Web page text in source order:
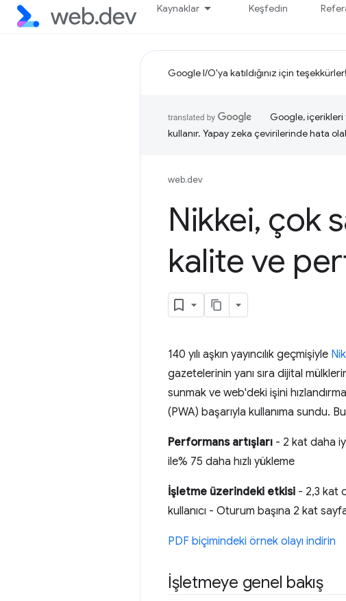
Kaynaklar Keşfedin
Google I/O'ya katıldığınız için teşekkürler!
Google,
kullanır. Yapay zeka çevirilerinde hata
web.dev
Nikkei, çok
kalite ve
140 yılı aşkın yayıncılık geçmişiyle
gazetelerinin yanı sıra dijital
sunmak ve web'deki işini
(PWA) başarıyla kullanıma sundu.
Performans artışları - 2 kat daha
ile% 75 daha hızlı yükleme
İşletme üzerindeki etkisi - 2,3 kat
kullanıcı - Oturum başına 2 kat
PDF biçimindeki örnek olayı indirin
İşletmeye genel bakış